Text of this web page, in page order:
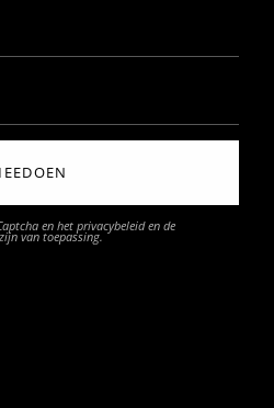
en het privacybeleiden de
van toepassing.